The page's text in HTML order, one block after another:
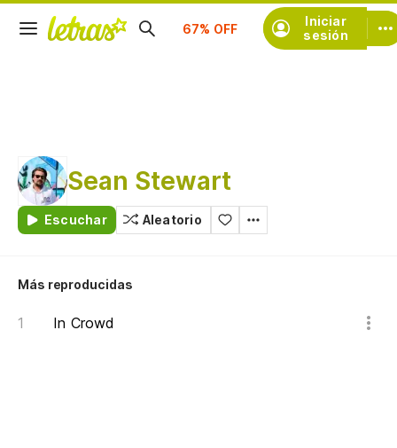
Iniciar
sesión
Suscríbete
Sean Stewart
Escuchar Aleatorio
Más reproducidas
In Crowd